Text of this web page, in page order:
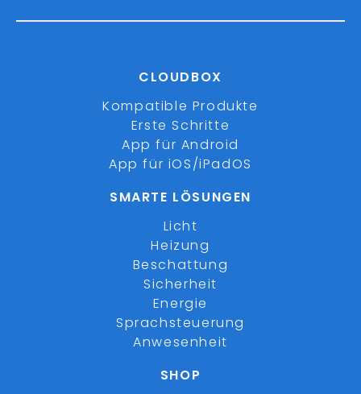
CLOUDBOX
Kompatible Produkte
Erste Schritte
App für Android
App für iOS/iPadOS
SMARTE LÖSUNGEN
Licht
Heizung
Beschattung
Sicherheit
Energie
Sprachsteuerung
Anwesenheit
SHOP